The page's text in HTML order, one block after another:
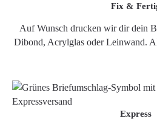
Fix &
Auf Wunsch drucken wir dir dein
Dibond, Acrylglas oder Leinwand.
Express